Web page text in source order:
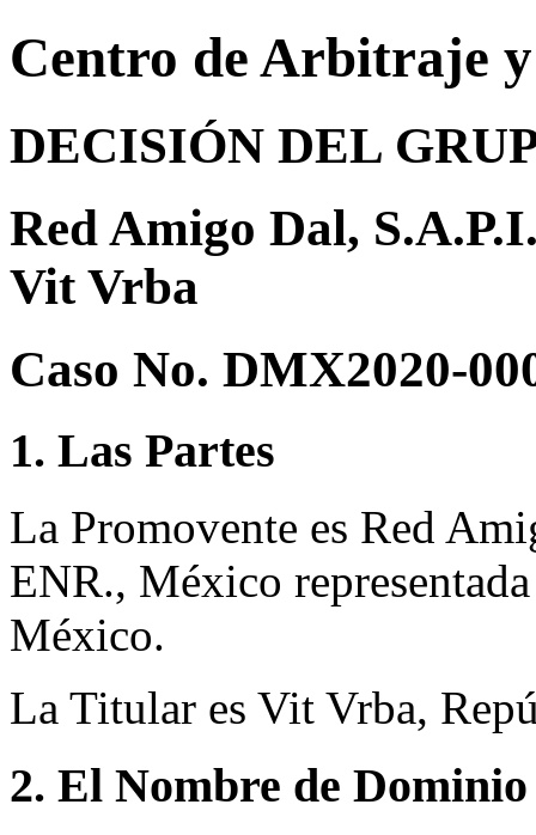
Centro de Arbitraje
DECISIÓN DEL
Red Amigo Dal,
Vit Vrba
Caso No. DMX2020-
1. Las Partes
La Promovente es Red
ENR., México
México.
La Titular es Vit Vrba,
2. El Nombre de